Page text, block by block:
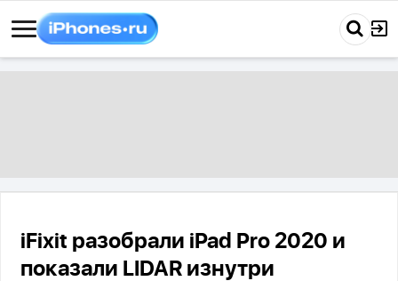
iFixit разобрали iPad Pro 2020 и
показали LIDAR изнутри